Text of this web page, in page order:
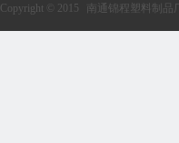
Copyright © 2015 南通锦程塑料制品厂